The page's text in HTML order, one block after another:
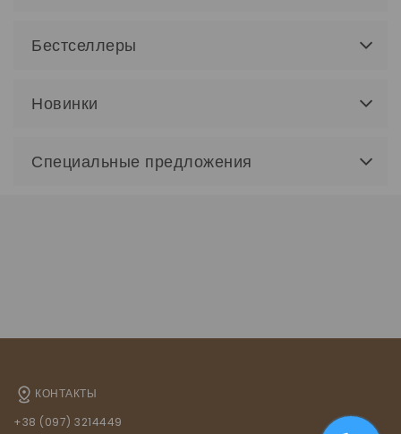
Бестселлеры
Новинки
Специальные предложения
КОНТАКТЫ
+38 (097) 3214449